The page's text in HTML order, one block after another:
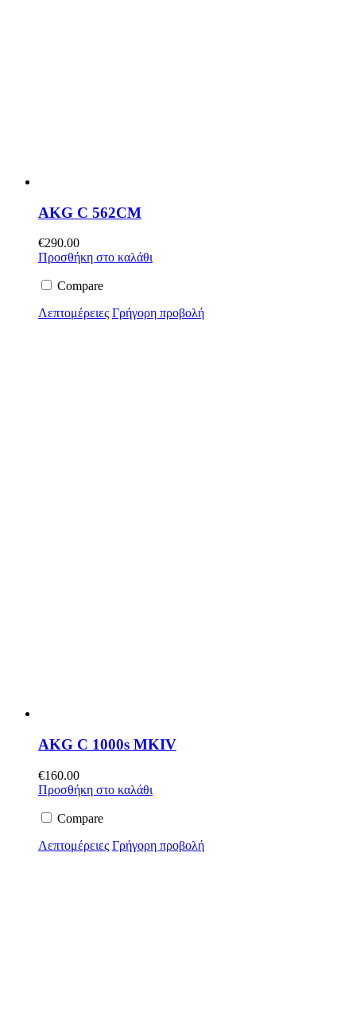
AKG C 562CM
€290.00
Προσθήκη στο καλάθι
Compare
Λεπτομέρειες Γρήγορη προβολή
AKG C 1000s MKIV
€160.00
Προσθήκη στο καλάθι
Compare
Λεπτομέρειες Γρήγορη προβολή